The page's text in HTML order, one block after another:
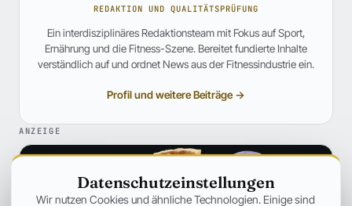
REDAKTION UND QUALITÄTSPRÜFUNG
Ein interdisziplinäres Redaktionsteam mit Fokus auf Sport,
Ernährung und die Fitness-Szene. Bereitet fundierte Inhalte
verständlich auf und ordnet News aus der Fitnessindustrie ein.
Profil und weitere Beiträge →
ANZEIGE
Datenschutzeinstellungen
Wir nutzen Cookies und ähnliche Technologien. Einige sind